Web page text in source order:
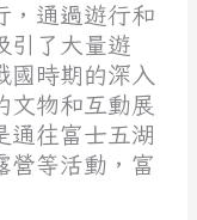
，通過遊行和
引了大量遊
國時期的深入
文物和互動展
通往富士五湖
營等活動，富